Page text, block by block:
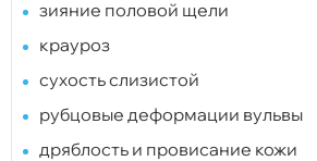
зияние половой щели
крауроз
сухость слизистой
рубцовые деформации вульвы
дряблость и провисание кожи